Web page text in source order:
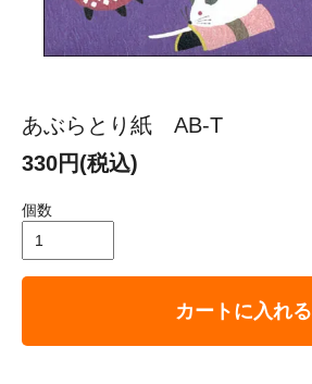
あぶらとり紙 AB-T
330円(税込)
個数
カートに入れる